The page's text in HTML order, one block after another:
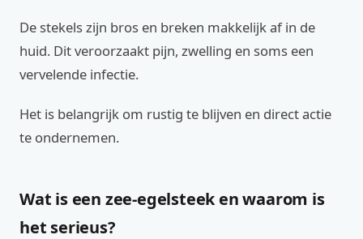
De stekels zijn bros en breken makkelijk af in de
huid. Dit veroorzaakt pijn, zwelling en soms een
vervelende infectie.
Het is belangrijk om rustig te blijven en direct actie
te ondernemen.
Wat is een zee-egelsteek en waarom is
het serieus?